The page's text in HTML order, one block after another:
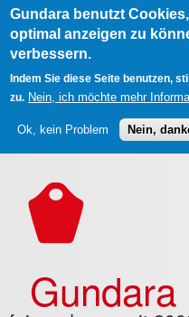
Gundara benutzt
optimal anzeigen zu
verbessern.
Indem Sie diese Seite benutzen,
zu. Nein, ich möchte mehr
Ok, kein Problem Nein,
Gundara